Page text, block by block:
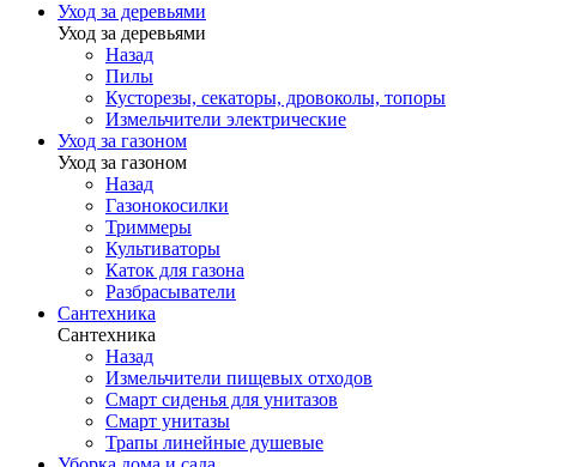
Уход за деревьями
Уход за деревьями
Назад
Пилы
Кусторезы, секаторы, дровоколы, топоры
Измельчители электрические
Уход за газоном
Уход за газоном
Назад
Газонокосилки
Триммеры
Культиваторы
Каток для газона
Разбрасыватели
Сантехника
Сантехника
Назад
Измельчители пищевых отходов
Смарт сиденья для унитазов
Смарт унитазы
Трапы линейные душевые